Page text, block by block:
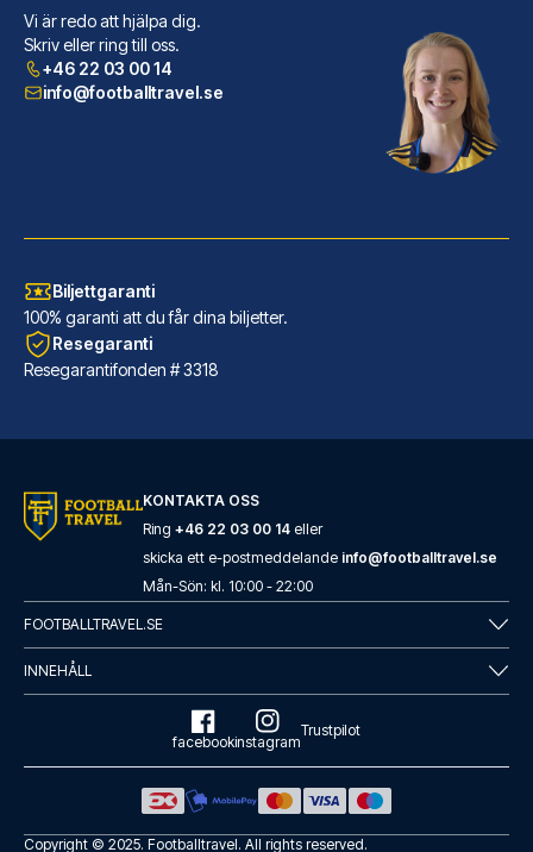
Marlin Apartments London Bridge - Empire Square
I London-området London centru...
Marlin Apartments London City ...
LÄS MER OM HOTELLET
Vi är redo att hjälpa dig.
Skriv eller ring till oss.
+46 22 03 00 14
info@footballtravel.se
Biljettgaranti
100% garanti att du får dina biljetter.
Resegaranti
Resegarantifonden # 3318
KONTAKTA OSS
Ring +46 22 03 00 14 eller
skicka ett e-postmeddelande info@footballtravel.se
Mån-Sön: kl. 10:00 - 22:00
FOOTBALLTRAVEL.SE
INNEHÅLL
facebookinstagram
Trustpilot
Copyright © 2025. Footballtravel. All rights reserved.